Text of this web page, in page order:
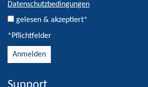
Datenschutzbedingungen
gelesen & akzeptiert*
*Pflichtfelder
Alternative: